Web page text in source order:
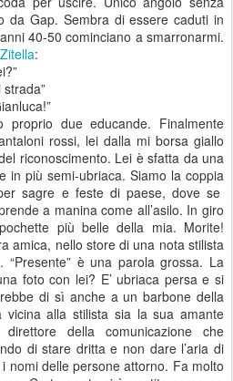
da Gap. Sembra di essere caduti in
40-50 cominciano a smarronarmi.
:
strada”
due educande. Finalmente
rossi, lei dalla mi borsa giallo
riconoscimento. Lei è sfatta da una
in più semi-ubriaca. Siamo la coppia
sagre e feste di paese, dove se
a manina come all’asilo. In giro
più belle della mia. Morite!
amica, nello store di una nota stilista
è una parola grossa. La
foto con lei? E’ ubriaca persa e si
di sì anche a un barbone della
vicina alla stilista sia la sua amante
della comunicazione che
di stare dritta e non dare l’aria di
nomi delle persone attorno. Fa molto